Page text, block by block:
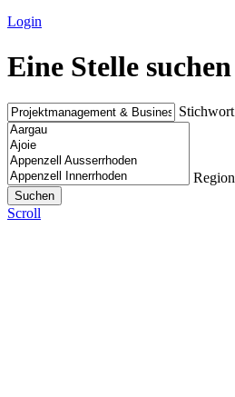
Login
Eine Stelle suchen
Stichwort
Region
Scroll